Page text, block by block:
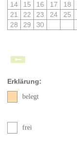
14
15 16 17 18
21
22 23 24 25
28
29 30
Erklärung:
belegt
frei